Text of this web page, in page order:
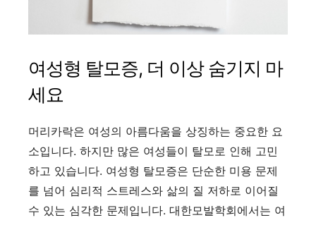
여성형 탈모증, 더 이상 숨기지 마
세요
머리카락은 여성의 아름다움을 상징하는 중요한 요
소입니다. 하지만 많은 여성들이 탈모로 인해 고민
하고 있습니다. 여성형 탈모증은 단순한 미용 문제
를 넘어 심리적 스트레스와 삶의 질 저하로 이어질
수 있는 심각한 문제입니다. 대한모발학회에서는 여